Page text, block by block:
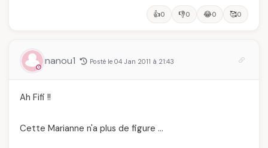
👍0 👎0 😂0 🥰0
nanou1 Posté le 04 Jan 2011 à 21:43
Ah Fifi !!
Cette Marianne n'a plus de figure …